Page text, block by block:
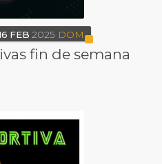
FEB 2025 DOM
fin de semana